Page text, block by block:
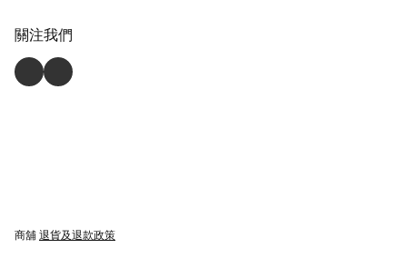
關注我們
商舖 退貨及退款政策